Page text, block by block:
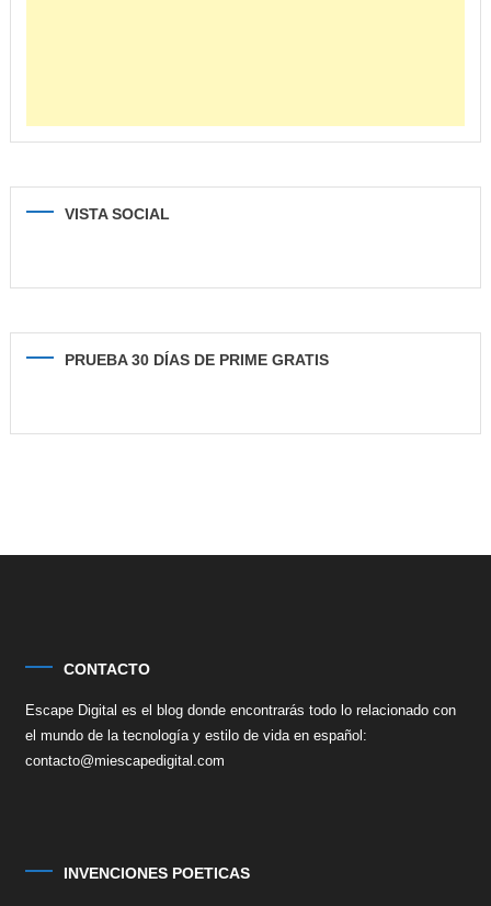
VISTA SOCIAL
PRUEBA 30 DÍAS DE PRIME GRATIS
CONTACTO
Escape Digital es el blog donde encontrarás todo lo relacionado con
el mundo de la tecnología y estilo de vida en español:
contacto@miescapedigital.com
INVENCIONES POETICAS